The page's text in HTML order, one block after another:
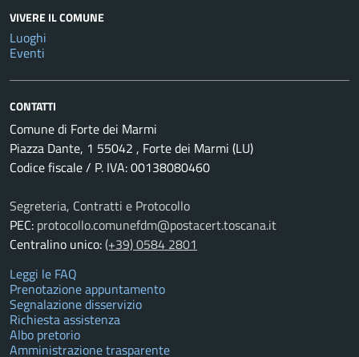
VIVERE IL COMUNE
Luoghi
Eventi
CONTATTI
Comune di Forte dei Marmi
Piazza Dante, 1 55042 , Forte dei Marmi (LU)
Codice fiscale / P. IVA: 00138080460
Segreteria, Contratti e Protocollo
PEC: protocollo.comunefdm@postacert.toscana.it
Centralino unico:(+39) 0584 2801
Leggi le FAQ
Prenotazione appuntamento
Segnalazione disservizio
Richiesta assistenza
Albo pretorio
Amministrazione trasparente